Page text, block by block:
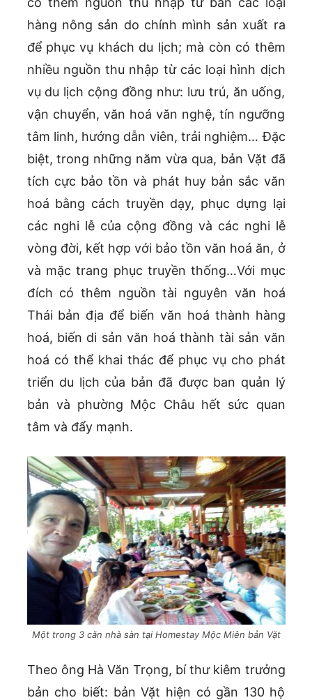
hàng nông sản do chính mình sản xuất ra
để phục vụ khách du lịch; mà còn có thêm
nhiều nguồn thu nhập từ các loại hình dịch
vụ du lịch cộng đồng như: lưu trú, ăn uống,
vận chuyển, văn hoá văn nghệ, tín ngưỡng
tâm linh, hướng dẫn viên, trải nghiệm… Đặc
biệt, trong những năm vừa qua, bản Vặt đã
tích cực bảo tồn và phát huy bản sắc văn
hoá bằng cách truyền dạy, phục dựng lại
các nghi lễ của cộng đồng và các nghi lễ
vòng đời, kết hợp với bảo tồn văn hoá ăn, ở
và mặc trang phục truyền thống…Với mục
đích có thêm nguồn tài nguyên văn hoá
Thái bản địa để biến văn hoá thành hàng
hoá, biến di sản văn hoá thành tài sản văn
hoá có thể khai thác để phục vụ cho phát
triển du lịch của bản đã được ban quản lý
bản và phường Mộc Châu hết sức quan
tâm và đẩy mạnh.
Một trong 3 căn nhà sàn tại Homestay Mộc Miên bản Vặt
Theo ông Hà Văn Trọng, bí thư kiêm trưởng
bản cho biết: bản Vặt hiện có gần 130 hộ